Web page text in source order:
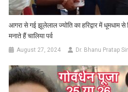
आगरा से गई झूलेलाल ज्योति का हरिद्वार में धूमधाम से
मनाते हैं चालिया पर्व
August 27, 2024 Dr. Bhanu Pratap